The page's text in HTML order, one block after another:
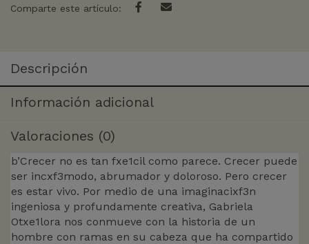
Comparte este artículo:
Descripción
Información adicional
Valoraciones (0)
b’Crecer no es tan fxe1cil como parece. Crecer puede
ser incxf3modo, abrumador y doloroso. Pero crecer
es estar vivo. Por medio de una imaginacixf3n
ingeniosa y profundamente creativa, Gabriela
Otxe1lora nos conmueve con la historia de un
hombre con ramas en su cabeza que ha compartido